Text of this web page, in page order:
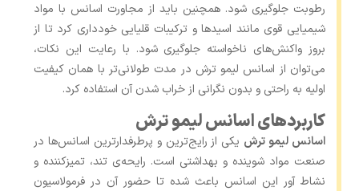
رطوبت جلوگیری شود. همچنین باید از مجاورت اسانس با مواد
شیمیایی قوی مانند اسیدها و ترکیبات قلیایی خودداری کرد تا از
بروز واکنش‌های ناخواسته جلوگیری شود. با رعایت این نکات،
می‌توان از اسانس لیمو ترش در مدت طولانی‌تر با همان کیفیت
اولیه به راحتی و بدون نگرانی از خراب شدن آن استفاده کرد.
کاربردهای اسانس لیمو ترش
اسانس لیمو ترش یکی از رایج‌ترین و پرطرفدارترین اسانس‌ها در
صنعت مواد شوینده و بهداشتی است. رایحه‌ی تند، تمیزکننده و
نشاط ‌آور این اسانس باعث شده تا حضور آن در فرمولاسیون